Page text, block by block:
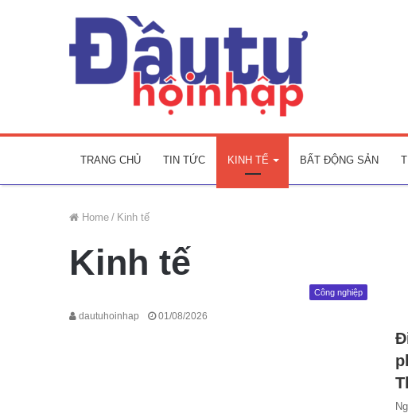
TRANG CHỦ TIN TỨC KINH TẾ BẤT ĐỘNG SẢN
Home / Kinh tế
Kinh tế
Công nghiệp
dautuhoinhap 01/08/2026